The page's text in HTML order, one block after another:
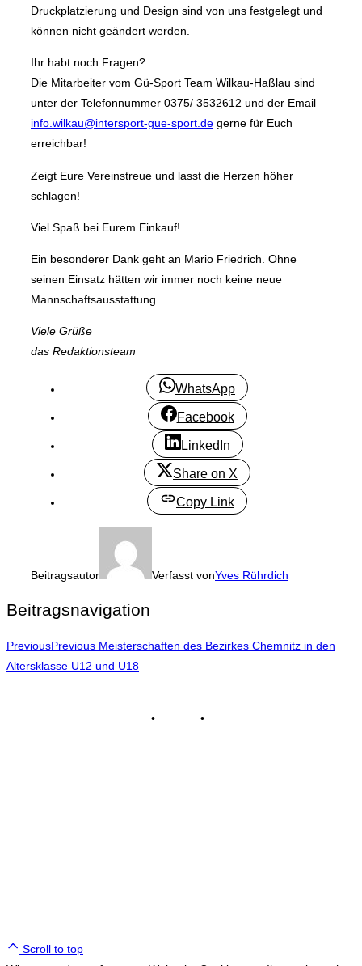
Druckplatzierung und Design sind von uns festgelegt und
können nicht geändert werden.
Ihr habt noch Fragen?
Die Mitarbeiter vom Gü-Sport Team Wilkau-Haßlau sind
unter der Telefonnummer 0375/ 3532612 und der Email
info.wilkau@intersport-gue-sport.de gerne für Euch
erreichbar!
Zeigt Eure Vereinstreue und lasst die Herzen höher
schlagen!
Viel Spaß bei Eurem Einkauf!
Ein besonderer Dank geht an Mario Friedrich. Ohne
seinen Einsatz hätten wir immer noch keine neue
Mannschaftsausstattung.
Viele Grüße
das Redaktionsteam
WhatsApp
Facebook
LinkedIn
Share on X
Copy Link
Beitragsautor Verfasst vonYves Rührdich
Beitragsnavigation
PreviousPrevious Meisterschaften des Bezirkes Chemnitz in den
Altersklasse U12 und U18
• •
Scroll to top